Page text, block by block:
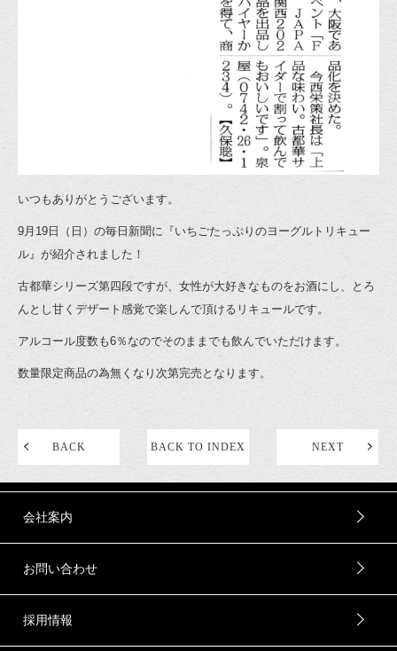
いつもありがとうございます。
9月19日（日）の毎日新聞に『いちごたっぷりのヨーグルトリキュー
ル』が紹介されました！
古都華シリーズ第四段ですが、女性が大好きなものをお酒にし、とろ
んとし甘くデザート感覚で楽しんで頂けるリキュールです。
アルコール度数も6％なのでそのままでも飲んでいただけます。
数量限定商品の為無くなり次第完売となります。
BACK BACK TO INDEX NEXT
会社案内
お問い合わせ
採用情報